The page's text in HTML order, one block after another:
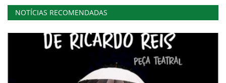
NOTÍCIAS RECOMENDADAS